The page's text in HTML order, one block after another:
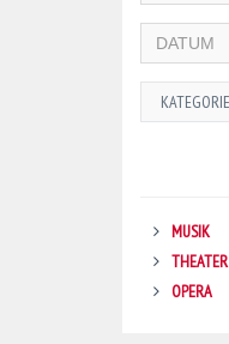
MUSIK
THEATER
OPERA